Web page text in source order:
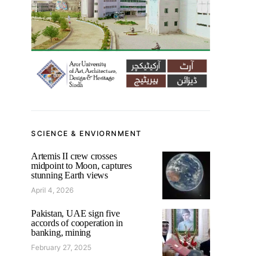
SCIENCE & ENVIORNMENT
Artemis II crew crosses
midpoint to Moon, captures
stunning Earth views
April 4, 2026
Pakistan, UAE sign five
accords of cooperation in
banking, mining
February 27, 2025